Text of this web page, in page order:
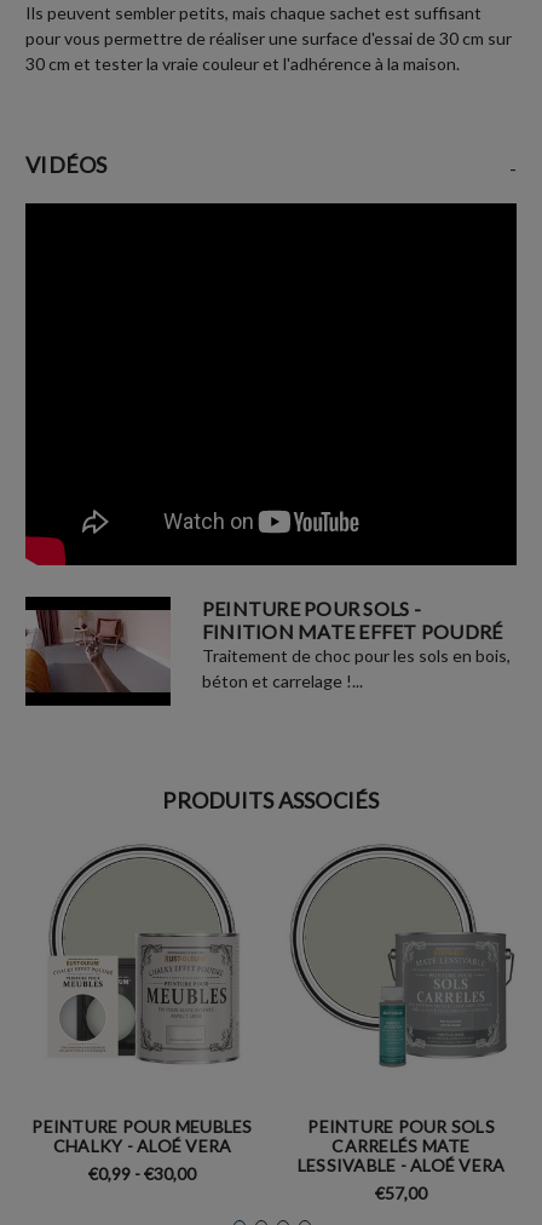
Ils peuvent sembler petits, mais chaque sachet est suffisant
pour vous permettre de réaliser une surface d'essai de 30 cm sur
30 cm et tester la vraie couleur et l'adhérence à la maison.
VIDÉOS -
PEINTURE POUR SOLS -
FINITION MATE EFFET POUDRÉ
Traitement de choc pour les sols en bois,
béton et carrelage !...
PRODUITS ASSOCIÉS
PEINTURE POUR MEUBLES
CHALKY - ALOÉ VERA
€0,99 - €30,00
PEINTURE POUR SOLS
CARRELÉS MATE
LESSIVABLE - ALOÉ VERA
€57,00